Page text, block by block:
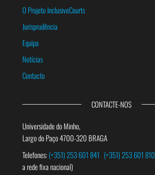
O Projeto InclusiveCourts
Jurisprudência
Equipa
Notícias
Contacto
CONTACTE-NOS
Universidade do Minho,
Largo do Paço 4700-320 BRAGA
Telefones:(+351) 253 601 841 (+351) 253 601 810
a rede fixa nacional)